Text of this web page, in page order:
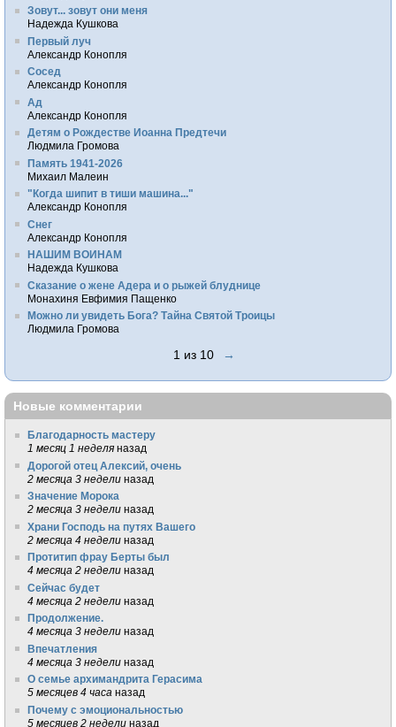
Зовут... зовут они меня
Надежда Кушкова
Первый луч
Александр Конопля
Сосед
Александр Конопля
Ад
Александр Конопля
Детям о Рождестве Иоанна Предтечи
Людмила Громова
Память 1941-2026
Михаил Малеин
"Когда шипит в тиши машина..."
Александр Конопля
Снег
Александр Конопля
НАШИМ ВОИНАМ
Надежда Кушкова
Сказание о жене Адера и о рыжей блуднице
Монахиня Евфимия Пащенко
Можно ли увидеть Бога? Тайна Святой Троицы
Людмила Громова
1 из 10 →
Новые комментарии
Благодарность мастеру
1 месяц 1 неделя назад
Дорогой отец Алексий, очень
2 месяца 3 недели назад
Значение Морока
2 месяца 3 недели назад
Храни Господь на путях Вашего
2 месяца 4 недели назад
Протитип фрау Берты был
4 месяца 2 недели назад
Сейчас будет
4 месяца 2 недели назад
Продолжение.
4 месяца 3 недели назад
Впечатления
4 месяца 3 недели назад
О семье архимандрита Герасима
5 месяцев 4 часа назад
Почему с эмоциональностью
5 месяцев 2 недели назад